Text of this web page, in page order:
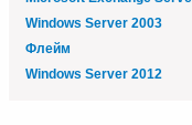
Windows Server 2003
Флейм
Windows Server 2012